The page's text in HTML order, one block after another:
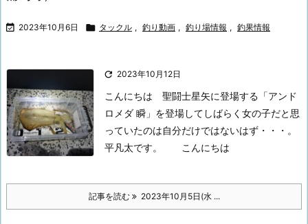
 2023年10月6日  タックル , 釣り動画 , 釣り場情報 , 釣果情報
 2023年10月12日
こんにちは
聖闘士星矢に登場する「アンド
ロメダ 瞬」を登場してしばらく女の子だと思
っていたのは自分だけではないはず・・・。
平凡太です。
こんにちは
記事を読む 2023年10月5日(水 ...